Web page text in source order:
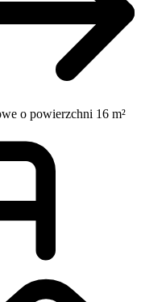
o powierzchni 16 m²